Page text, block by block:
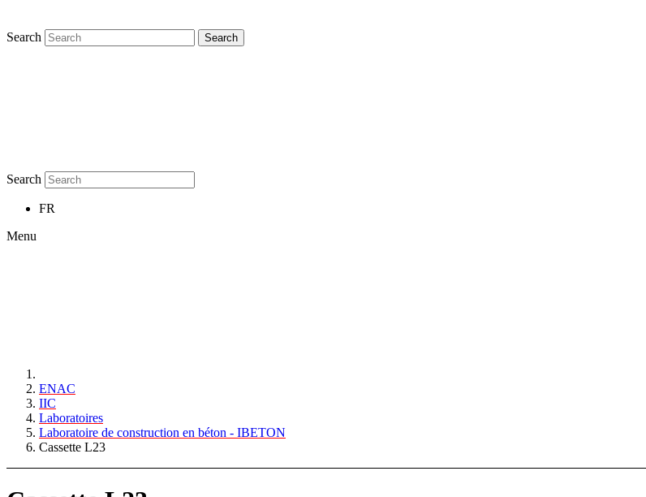
Search Search
Search
FR
Menu
ENAC
IIC
Laboratoires
Laboratoire de construction en béton - IBETON
Cassette L23